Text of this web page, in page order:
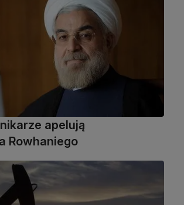
apelują
Rowhaniego